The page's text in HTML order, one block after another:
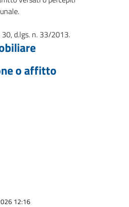
d.lgs. n. 33/2013.
o affitto
12:16